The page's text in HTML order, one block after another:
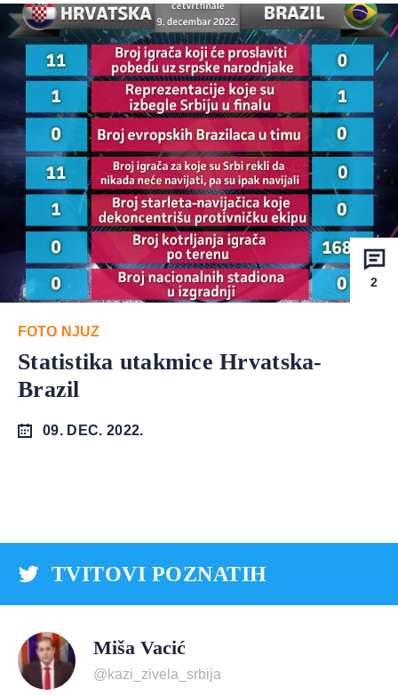
2
FOTO NJUZ
Statistika utakmice Hrvatska-
Brazil
09. DEC. 2022.
TVITOVI POZNATIH
Miša Vacić
@kazi_zivela_srbija